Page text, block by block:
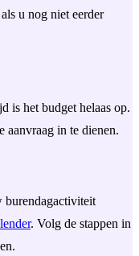
u nog niet eerder
is het budget helaas op.
aanvraag in te dienen.
burendagactiviteit
. Volg de stappen in